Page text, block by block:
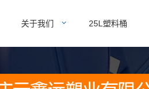
关于我们 25L塑料桶